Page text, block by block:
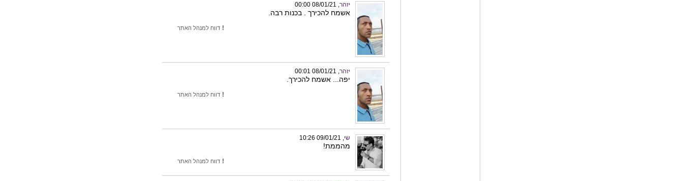
יזהר
אשמח להכירך . בכנות רבה.
! דווח למנהל האתר
יזהר
יפה... אשמח להכירך.
! דווח למנהל האתר
שי
מהממת!
! דווח למנהל האתר